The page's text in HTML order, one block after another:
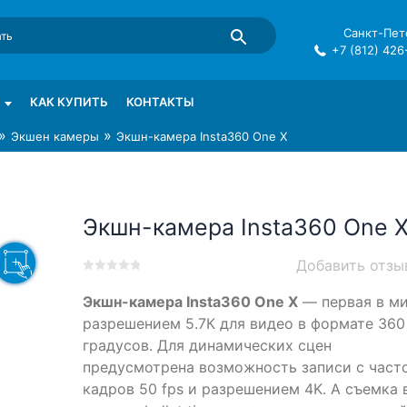
в СПб
Санкт-
+7 (812)
КАК КУПИТЬ КОНТАКТЫ
» Экшен камеры » Экшн-камера Insta360 One X
Экшн-камера Insta360 One
out
based
on
customer
ratings
Добавить
Экшн-камера Insta360 One X— первая в
разрешением 5.7К для видео в формате 360
градусов. Для динамических сцен
предусмотрена возможность записи с
кадров 50 fps и разрешением 4K. А съемка